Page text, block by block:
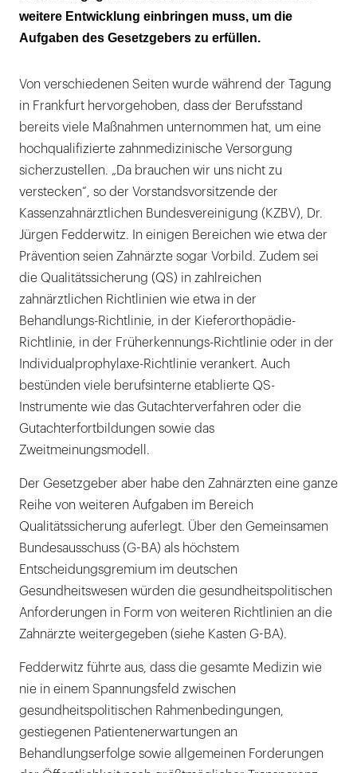
weitere Entwicklung einbringen muss, um die
Aufgaben des Gesetzgebers zu erfüllen.
Von verschiedenen Seiten wurde während der Tagung
in Frankfurt hervorgehoben, dass der Berufsstand
bereits viele Maßnahmen unternommen hat, um eine
hochqualifizierte zahnmedizinische Versorgung
sicherzustellen. „Da brauchen wir uns nicht zu
verstecken“, so der Vorstandsvorsitzende der
Kassenzahnärztlichen Bundesvereinigung (KZBV), Dr.
Jürgen Fedderwitz. In einigen Bereichen wie etwa der
Prävention seien Zahnärzte sogar Vorbild. Zudem sei
die Qualitätssicherung (QS) in zahlreichen
zahnärztlichen Richtlinien wie etwa in der
Behandlungs-Richtlinie, in der Kieferorthopädie-
Richtlinie, in der Früherkennungs-Richtlinie oder in der
Individualprophylaxe-Richtlinie verankert. Auch
bestünden viele berufsinterne etablierte QS-
Instrumente wie das Gutachterverfahren oder die
Gutachterfortbildungen sowie das
Zweitmeinungsmodell.
Der Gesetzgeber aber habe den Zahnärzten eine ganze
Reihe von weiteren Aufgaben im Bereich
Qualitätssicherung auferlegt. Über den Gemeinsamen
Bundesausschuss (G-BA) als höchstem
Entscheidungsgremium im deutschen
Gesundheitswesen würden die gesundheitspolitischen
Anforderungen in Form von weiteren Richtlinien an die
Zahnärzte weitergegeben (siehe Kasten G-BA).
Fedderwitz führte aus, dass die gesamte Medizin wie
nie in einem Spannungsfeld zwischen
gesundheitspolitischen Rahmenbedingungen,
gestiegenen Patientenerwartungen an
Behandlungserfolge sowie allgemeinen Forderungen